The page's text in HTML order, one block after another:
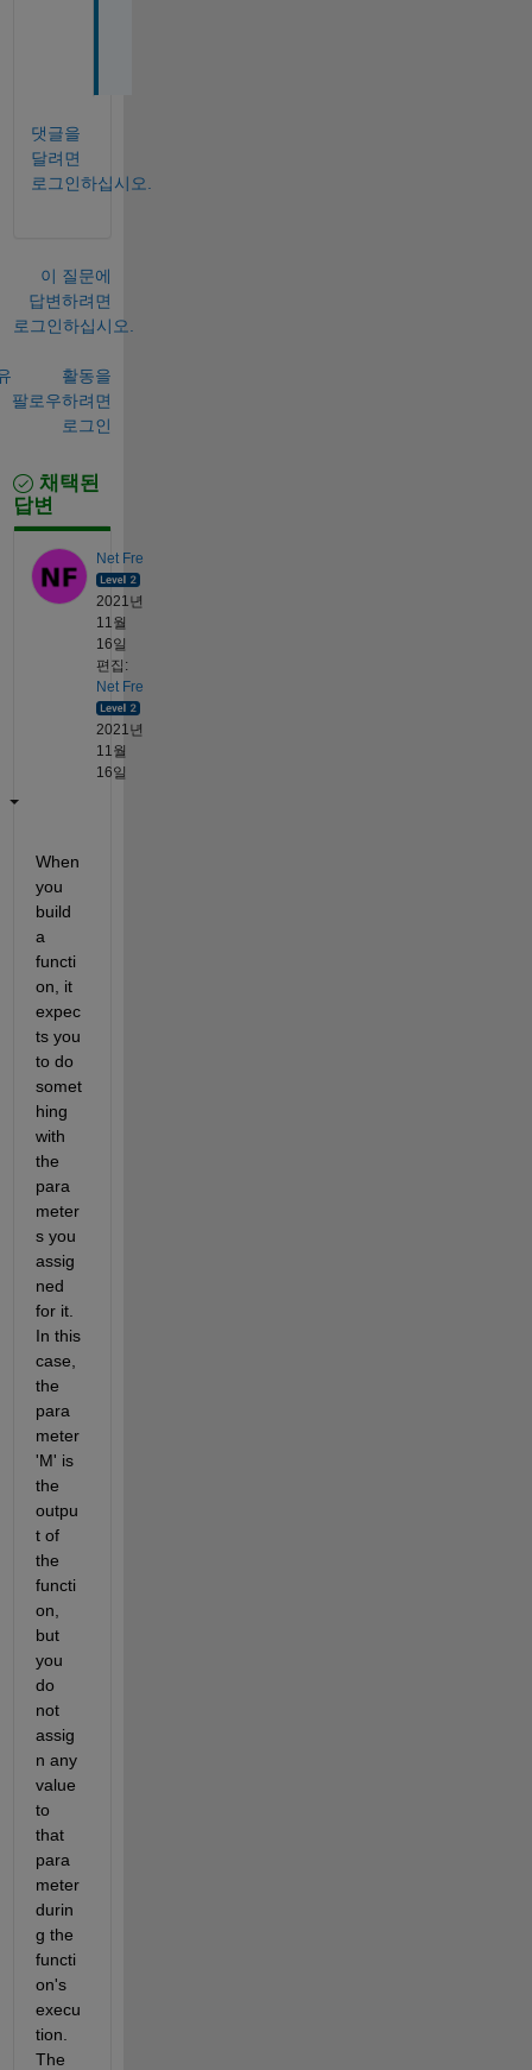
댓글을
달려면
로그인하십시오.
이 질문에
답변하려면
로그인하십시오.
활동을
팔로우하려면
로그인
채택된
답변
Net Fre
2021년
11월
16일
편집:
Net Fre
2021년
11월
16일
When
you
build
a
functi
on, it
expec
ts you
to do
somet
hing
with
the
para
meter
s you
assig
ned
for it.
In this
case,
the
para
meter
'M' is
the
outpu
t of
the
functi
on,
but
you
do
not
assig
n any
value
to
that
para
meter
durin
g the
functi
on's
execu
tion.
The